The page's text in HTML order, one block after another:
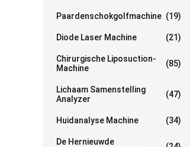
Paardenschokgolfmachine (19)
Diode Laser Machine (21)
Chirurgische Liposuction-
Machine
(85)
Lichaam Samenstelling
Analyzer
(47)
Huidanalyse Machine (34)
De Hernieuwde